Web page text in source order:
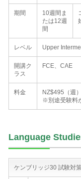
期間
10週間ま
たは12週
間
レベル Upper
開講ク
ラス
FCE、CAE
料金 NZ$495（
※別途受験料
Language
ケンブリッジ30 試験対